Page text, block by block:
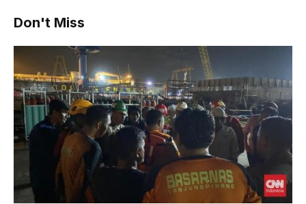
Don't Miss